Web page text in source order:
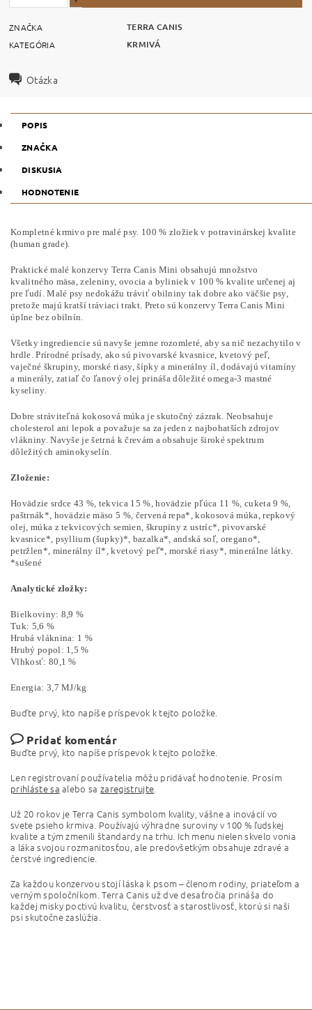
ZNAČKA TERRA CANIS
KATEGÓRIA KRMIVÁ
Otázka
POPIS
ZNAČKA
DISKUSIA
HODNOTENIE
Kompletné krmivo pre malé psy. 100 % zložiek v potravinárskej kvalite
(human grade).
Praktické malé konzervy Terra Canis Mini obsahujú množstvo
kvalitného mäsa, zeleniny, ovocia a byliniek v 100 % kvalite určenej aj
pre ľudí. Malé psy nedokážu tráviť obilniny tak dobre ako väčšie psy,
pretože majú kratší tráviaci trakt. Preto sú konzervy Terra Canis Mini
úplne bez obilnín.
Všetky ingrediencie sú navyše jemne rozomleté, aby sa nič nezachytilo v
hrdle. Prírodné prísady, ako sú pivovarské kvasnice, kvetový peľ,
vaječné škrupiny, morské riasy, šípky a minerálny íl, dodávajú vitamíny
a minerály, zatiaľ čo ľanový olej prináša dôležité omega-3 mastné
kyseliny.
Dobre stráviteľná kokosová múka je skutočný zázrak. Neobsahuje
cholesterol ani lepok a považuje sa za jeden z najbohatších zdrojov
vlákniny. Navyše je šetrná k črevám a obsahuje široké spektrum
dôležitých aminokyselín.
Zloženie:
Hovädzie srdce 43 %, tekvica 15 %, hovädzie pľúca 11 %, cuketa 9 %,
paštrnák*, hovädzie mäso 5 %, červená repa*, kokosová múka, repkový
olej, múka z tekvicových semien, škrupiny z ustríc*, pivovarské
kvasnice*, psyllium (šupky)*, bazalka*, andská soľ, oregano*,
petržlen*, minerálny íl*, kvetový peľ*, morské riasy*, minerálne látky.
*sušené
Analytické zložky:
Bielkoviny: 8,9 %
Tuk: 5,6 %
Hrubá vláknina: 1 %
Hrubý popol: 1,5 %
Vlhkosť: 80,1 %
Energia: 3,7 MJ/kg
Buďte prvý, kto napíše príspevok k tejto položke.
Pridať komentár
Buďte prvý, kto napíše príspevok k tejto položke.
Len registrovaní používatelia môžu pridávať hodnotenie. Prosím
prihláste sa alebo sazaregistrujte.
Už 20 rokov je Terra Canis symbolom kvality, vášne a inovácií vo
svete psieho krmiva. Používajú výhradne suroviny v 100 % ľudskej
kvalite a tým zmenili štandardy na trhu. Ich menu nielen skvelo vonia
a láka svojou rozmanitosťou, ale predovšetkým obsahuje zdravé a
čerstvé ingrediencie.
Za každou konzervou stojí láska k psom – členom rodiny, priateľom a
verným spoločníkom. Terra Canis už dve desaťročia prináša do
každej misky poctivú kvalitu, čerstvosť a starostlivosť, ktorú si naši
psi skutočne zaslúžia.